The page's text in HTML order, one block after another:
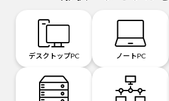
デスクトップPC ノートPC